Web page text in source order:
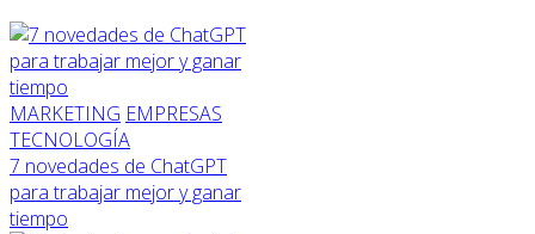
MARKETING EMPRESAS
TECNOLOGÍA
7 novedades de ChatGPT
para trabajar mejor y ganar
tiempo